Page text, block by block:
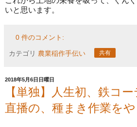
いと思います。
0 件のコメント:
カテゴリ 農業稲作手伝い 共有
2018年5月6日日曜日
【単独】人生初、鉄コ
直播の、種まき作業をや